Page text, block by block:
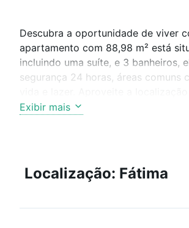
Descubra a oportunidade de viver
apartamento com 88,98 m² está
incluindo uma suíte, e 3 banheiros,
segurança 24 horas, áreas
Exibir mais
Localização: Fátima